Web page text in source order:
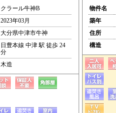
クラール牛神B
2023年03月
大分県中津市牛神
日豊本線 中津 駅 徒歩 24
分
木造
物件名
築年
住所
構造